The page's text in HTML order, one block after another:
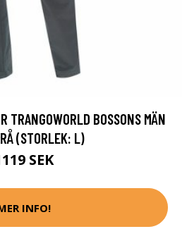
TRANGOWORLD BOSSONS MÄN
(STORLEK: L)
SEK
INFO!